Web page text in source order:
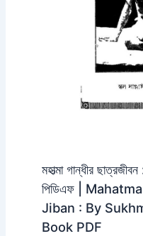
মহাত্মা গান্ধীর
পিডিএফ |
Jiban : By
Book PDF